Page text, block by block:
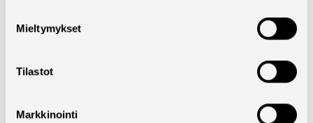
Mieltymykset
Tilastot
Markkinointi
ovat myös alan insinööriopiskelijat
sekä jo työelämässä toimivat ja
koulutukseen projektissa kertyvää